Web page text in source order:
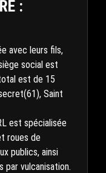
:
avec leurs fils,
social est
est de 15
Saint
est spécialisée
roues de
publics, ainsi
par vulcanisation.